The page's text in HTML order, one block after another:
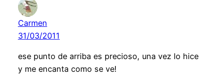
Carmen
31/03/2011
ese punto de arriba es precioso, una vez lo hice
y me encanta como se ve!